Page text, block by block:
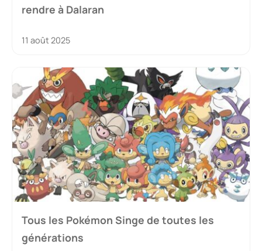
rendre à Dalaran
11 août 2025
Tous les Pokémon Singe de toutes les
générations